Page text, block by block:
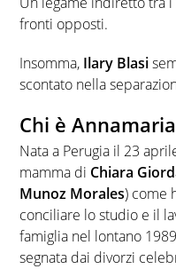
fronti opposti.
Insomma, Ilary Blasi
scontato nella
Chi è
Nata a Perugia il 23
mamma di Chiara
Munoz Morales) come
conciliare lo studio e il
famiglia nel lontano
segnata dai divorzi